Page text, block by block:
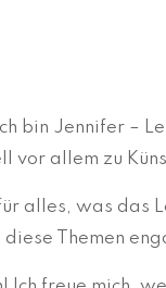
bin Jennifer –
vor allem zu
alles, was das
diese Themen